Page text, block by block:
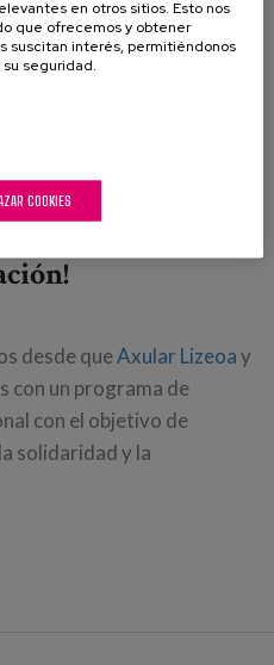
desde queAxular Lizeoay
con un programa de
con el objetivo de
solidaridad y la
en otros sitios. Esto nos
que ofrecemos y obtener
suscitan interés, permitiéndonos
seguridad.
COOKIES